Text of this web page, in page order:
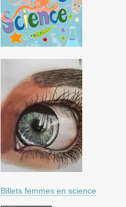
Billets femmes en science